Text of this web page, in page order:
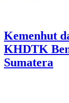
Kemenhut
KHDTK
Sumatera